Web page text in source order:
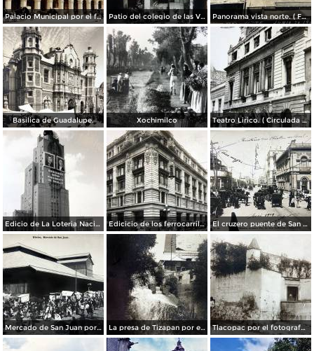
Palacio Municipal por el fotografo Hugo Brehme.. Patio del colegio de las Vizcainas por el fotografo Hugo Brehme. Panorama vista norte. ( Fechada el 20 de Junio de 1905 ).
Basilica de Guadalupe. Xochimilco Teatro Lirico. ( Circulada el 1 de Agosto de 1926 ).
Edicio de La Loteria Nacional Ciudad de México Abril de 1964 Edicicio de los ferrocarriles. El cruzero puente de San Francisco y Guardiola por el fotografo Felix Miret.
Mercado de San Juan por el fotografo Felix Miret La presa de Tizapan por el fotografo Fernando Kososky. ( Circulada el 22 de Diembre de 1910 ). Tlacopac por el fotografo Hugo Brehme.